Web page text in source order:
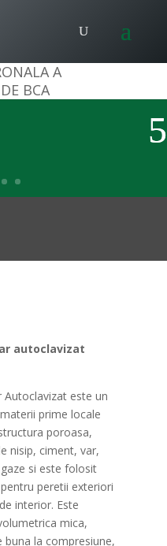
A
BCA
autoclavizat
Autoclavizat este un
prime locale
poroasa,
nisip, ciment, var,
si este folosit
peretii exteriori
interior. Este
mica,
la compresiune,